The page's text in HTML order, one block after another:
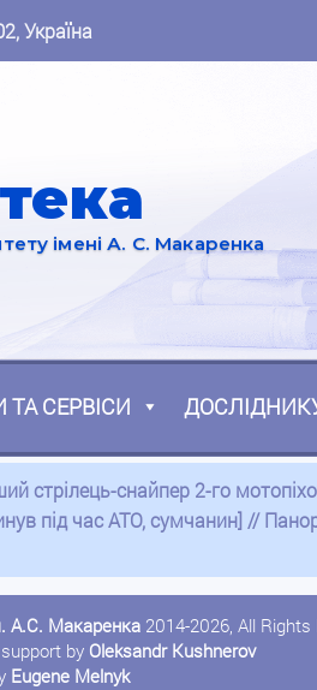
Україна
імені А. С. Макаренка
СЕРВІСИ
стрілець-снайпер 2-го
під час АТО, сумчанин] //
А.С. Макаренка 2014-2026, All Rights
by Oleksandr Kushnerov
Eugene Melnyk